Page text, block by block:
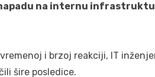
na internu
i brzoj reakciji, IT
šire posledice.